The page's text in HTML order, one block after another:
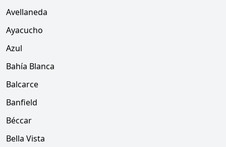
Avellaneda
Ayacucho
Azul
Bahía Blanca
Balcarce
Banfield
Béccar
Bella Vista